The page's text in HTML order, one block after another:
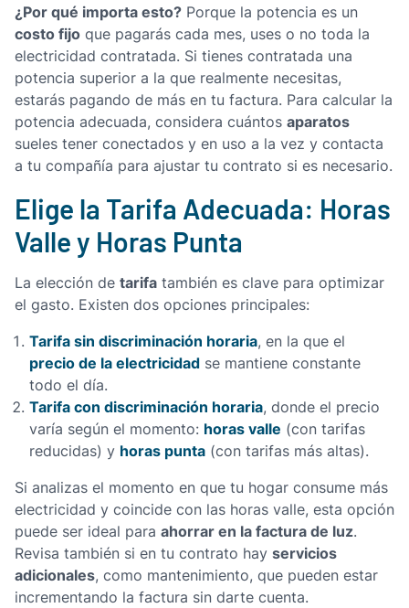
¿Por qué importa esto? Porque la potencia es un
costo fijo que pagarás cada mes, uses o no toda la
electricidad contratada. Si tienes contratada una
potencia superior a la que realmente necesitas,
estarás pagando de más en tu factura. Para calcular la
potencia adecuada, considera cuántos aparatos
sueles tener conectados y en uso a la vez y contacta
a tu compañía para ajustar tu contrato si es necesario.
Elige la Tarifa Adecuada: Horas
Valle y Horas Punta
La elección de tarifa también es clave para optimizar
el gasto. Existen dos opciones principales:
Tarifa sin discriminación horaria, en la que el
precio de la electricidad se mantiene constante
todo el día.
Tarifa con discriminación horaria, donde el precio
varía según el momento: horas valle (con tarifas
reducidas) y horas punta (con tarifas más altas).
Si analizas el momento en que tu hogar consume más
electricidad y coincide con las horas valle, esta opción
puede ser ideal para ahorrar en la factura de luz.
Revisa también si en tu contrato hay servicios
adicionales, como mantenimiento, que pueden estar
incrementando la factura sin darte cuenta.